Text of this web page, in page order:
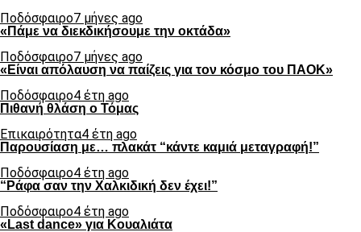
Ποδόσφαιρο7 μήνες ago
«Πάμε να διεκδικήσουμε την οκτάδα»
Ποδόσφαιρο7 μήνες ago
«Είναι απόλαυση να παίζεις για τον κόσμο του ΠΑΟΚ»
Ποδόσφαιρο4 έτη ago
Πιθανή θλάση ο Τόμας
Επικαιρότητα4 έτη ago
Παρουσίαση με… πλακάτ “κάντε καμιά μεταγραφή!”
Ποδόσφαιρο4 έτη ago
“Ράφα σαν την Χαλκιδική δεν έχει!”
Ποδόσφαιρο4 έτη ago
«Last dance» για Κουαλιάτα